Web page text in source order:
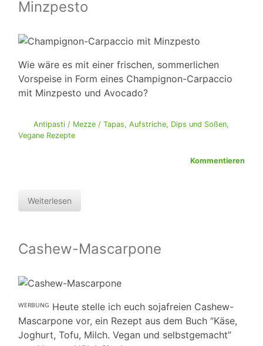
Minzpesto
Wie wäre es mit einer frischen, sommerlichen
Vorspeise in Form eines Champignon-Carpaccio
mit Minzpesto und Avocado?
Antipasti / Mezze / Tapas, Aufstriche, Dips und Soßen,
Vegane Rezepte
Kommentieren
Weiterlesen
Cashew-Mascarpone
ᵂᴱᴿᴮᵁᴺᴳ Heute stelle ich euch sojafreien Cashew-
Mascarpone vor, ein Rezept aus dem Buch “Käse,
Joghurt, Tofu, Milch. Vegan und selbstgemacht”